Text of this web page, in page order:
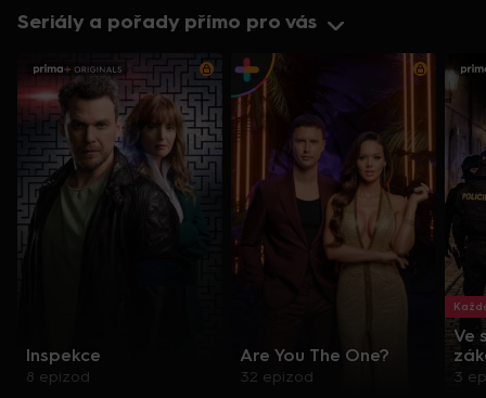
Seriály a pořady přímo pro vás
Inspekce
8 epizod
Are You The One?
32 epizod
Ve
3